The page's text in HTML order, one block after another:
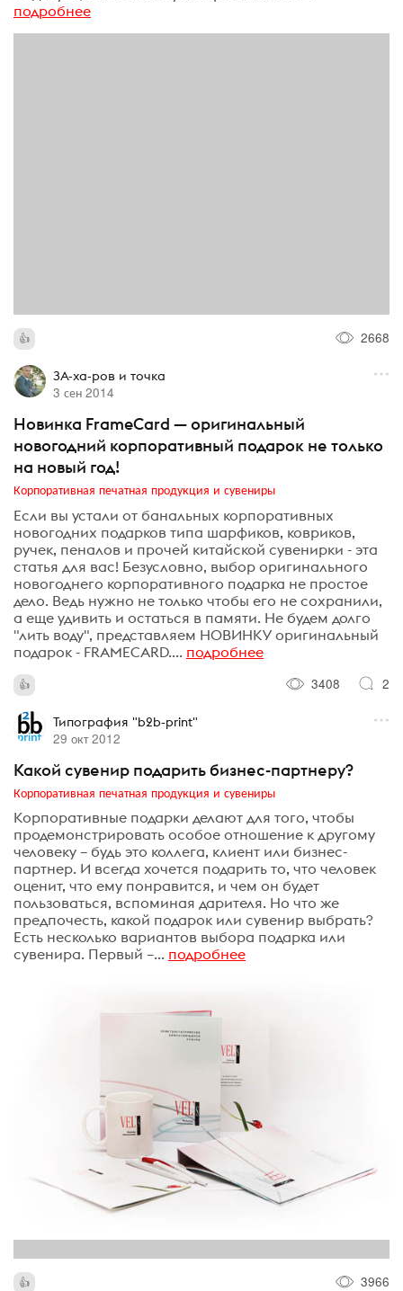
подробнее
2668
ЗА-ха-ров и точка
3 сен 2014
Новинка FrameCard — оригинальный
новогодний корпоративный подарок не только
на новый год!
Корпоративная печатная продукция и сувениры
Если вы устали от банальных корпоративных
новогодних подарков типа шарфиков, ковриков,
ручек, пеналов и прочей китайской сувенирки - эта
статья для вас! Безусловно, выбор оригинального
новогоднего корпоративного подарка не простое
дело. Ведь нужно не только чтобы его не сохранили,
а еще удивить и остаться в памяти. Не будем долго
"лить воду", представляем НОВИНКУ оригинальный
подарок - FRAMECARD.... подробнее
3408
2
Типография "b2b-print"
29 окт 2012
Какой сувенир подарить бизнес-партнеру?
Корпоративная печатная продукция и сувениры
Корпоративные подарки делают для того, чтобы
продемонстрировать особое отношение к другому
человеку – будь это коллега, клиент или бизнес-
партнер. И всегда хочется подарить то, что человек
оценит, что ему понравится, и чем он будет
пользоваться, вспоминая дарителя. Но что же
предпочесть, какой подарок или сувенир выбрать?
Есть несколько вариантов выбора подарка или
сувенира. Первый –... подробнее
3966